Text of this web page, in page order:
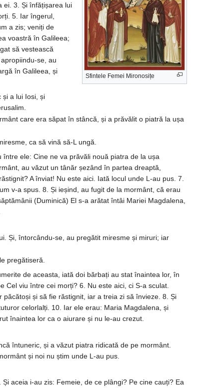
Sfintele Femei Mironosițe
ei. 3. Și înfățișarea lui
5. Iar îngerul,
a zis; veniți de
voastră în Galileea;
să vestească
se, au
în Galileea, și
și a lui Iosi, și
care era săpat în stâncă, și a prăvălit o piatră la ușa
ca să vină să-L ungă.
ele: Cine ne va prăvăli nouă piatra de la ușa
au văzut un tânăr șezând în partea dreaptă,
A înviat! Nu este aici. Iată locul unde L-au pus. 7.
v-a spus. 8. Și ieșind, au fugit de la mormânt, că erau
(Duminică) El s-a arătat întâi Mariei Magdalena,
Și, întorcându-se, au pregătit miresme și miruri; iar
pregătiseră.
de aceasta, iată doi bărbați au stat înaintea lor, în
Cel viu între cei morți? 6. Nu este aici, ci S-a sculat.
și să fie răstignit, iar a treia zi să învieze. 8. Și
celorlalți. 10. Iar ele erau: Maria Magdalena, și
înaintea lor ca o aiurare și nu le-au crezut.
întuneric, și a văzut piatra ridicată de pe mormânt.
și noi nu știm unde L-au pus.
aceia i-au zis: Femeie, de ce plângi? Pe cine cauți? Ea